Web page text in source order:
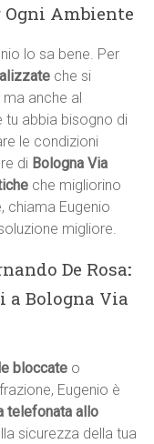
Ambiente
lo sa bene. Per
che si
anche al
tu abbia bisogno di
le condizioni
di Bologna Via
che migliorino
chiama Eugenio
migliore.
De Rosa:
Bologna Via
bloccate o
Eugenio è
telefonata allo
sicurezza della tua